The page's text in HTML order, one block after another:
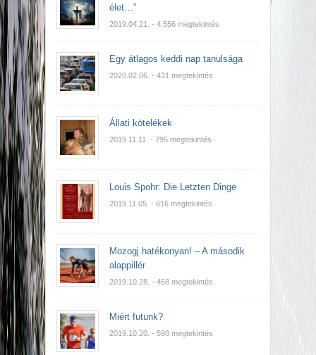
élet…”
2019.04.21. - 4,556 megtekintés
Egy átlagos keddi nap tanulsága
2020.02.06. - 431 megtekintés
Állati kötelékek
2019.11.11. - 795 megtekintés
Louis Spohr: Die Letzten Dinge
2019.11.05. - 616 megtekintés
Mozogj hatékonyan! – A második
alappillér
2019.10.28. - 468 megtekintés
Miért futunk?
2019.10.20. - 598 megtekintés